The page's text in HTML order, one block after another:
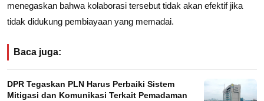
menegaskan bahwa kolaborasi tersebut tidak akan efektif jika
tidak didukung pembiayaan yang memadai.
Baca juga:
DPR Tegaskan PLN Harus Perbaiki Sistem
Mitigasi dan Komunikasi Terkait Pemadaman